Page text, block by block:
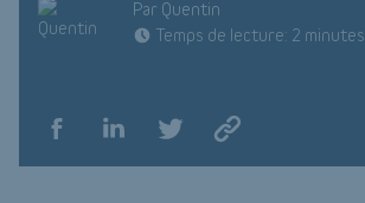
Par Quentin
Temps de lecture: 2 minutes